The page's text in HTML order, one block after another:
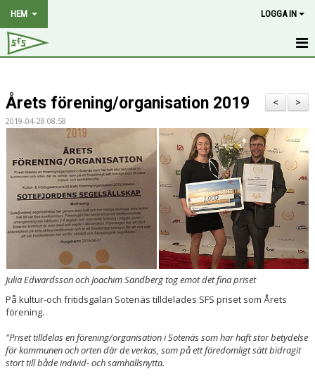
HEM LOGGA IN
NYHETER
OM KLUBBEN
MEDLEMSKAP
HISTORIA
STYRELSE
BILDGALLERI
DOKUMENT
FJORDVINDEN
>
<
Årets förening/organisation 2019
2019-04-28 08:58
Julia Edwardsson och Joachim Sandberg tog emot det fina priset
På kultur-och fritidsgalan Sotenäs tilldelades SFS priset som Årets
förening.
"Priset tilldelas en förening/organisation i Sotenäs som har haft stor betydelse
för kommunen och orten där de verkas, som på ett föredomligt sätt bidragit
stort till både individ- och samhällsnytta.